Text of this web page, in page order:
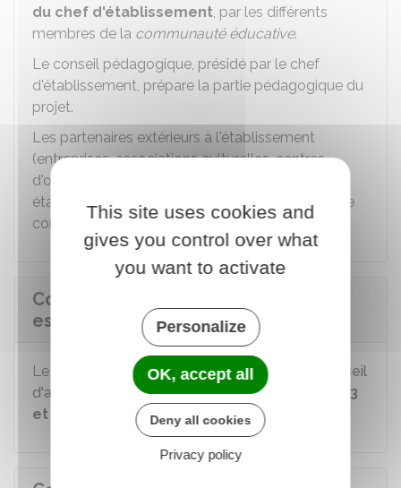
du chef d'établissement, par les différents
membres de la communauté éducative.
Le conseil pédagogique, présidé par le chef
d'établissement, prépare la partie pédagogique du
projet.
Les partenaires extérieurs à l'établissement
(entreprises, associations culturelles, centres
d'orientation et d'information, autres
établissements scolaires, etc.) peuvent aussi être
consultés.
Comment le projet d'établissement
est-il adopté ?
Le projet d'établissement est adopté par le
conseil
d'administration, pour une durée comprise entre 3
et 5 ans
This site uses cookies and
gives you control over what
you want to activate
Personalize
OK, accept all
Deny all cookies
Privacy policy